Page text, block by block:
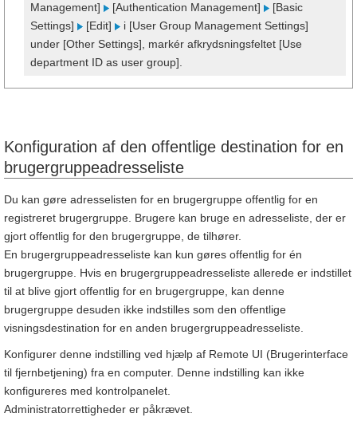
Management]
[Authentication Management]
[Basic
Settings]
[Edit]
i [User Group Management Settings]
under [Other Settings], markér afkrydsningsfeltet [Use
department ID as user group].
Konfiguration af den offentlige destination for en
brugergruppeadresseliste
Du kan gøre adresselisten for en brugergruppe offentlig for en
registreret brugergruppe. Brugere kan bruge en adresseliste, der er
gjort offentlig for den brugergruppe, de tilhører.
En brugergruppeadresseliste kan kun gøres offentlig for én
brugergruppe. Hvis en brugergruppeadresseliste allerede er indstillet
til at blive gjort offentlig for en brugergruppe, kan denne
brugergruppe desuden ikke indstilles som den offentlige
visningsdestination for en anden brugergruppeadresseliste.
Konfigurer denne indstilling ved hjælp af Remote UI (Brugerinterface
til fjernbetjening) fra en computer. Denne indstilling kan ikke
konfigureres med kontrolpanelet.
Administratorrettigheder er påkrævet.